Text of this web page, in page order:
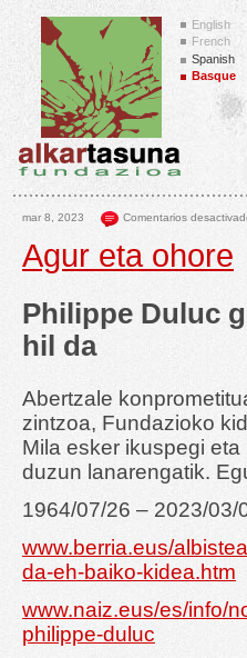
English
French
Spanish
Basque
mar 8, 2023 Comentarios
Agur eta ohore
Philippe Duluc
hil da
Abertzale
zintzoa, Fundazioko
Mila esker ikuspegi
duzun lanarengatik.
1964/07/26 – 2023/03/
www.berria.eus/
da-eh-baiko-kidea.htm
www.naiz.eus/es/info/
philippe-duluc